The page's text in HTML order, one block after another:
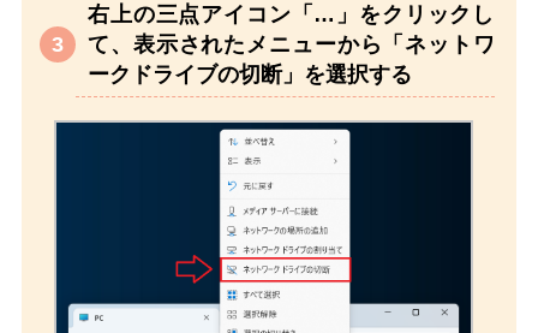
右上の三点アイコン「…」をクリックし
て、表示されたメニューから「ネットワ
ークドライブの切断」を選択する